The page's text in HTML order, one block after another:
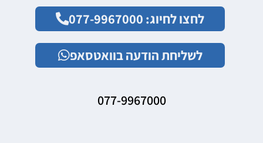
לחצו לחיוג: 077-9967000
לשליחת הודעה בוואטסאפ
077-9967000